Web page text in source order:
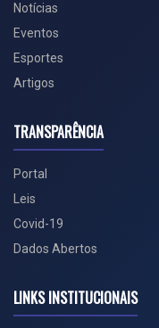
Notícias
Eventos
Esportes
Artigos
TRANSPARÊNCIA
Portal
Leis
Covid-19
Dados Abertos
LINKS INSTITUCIONAIS